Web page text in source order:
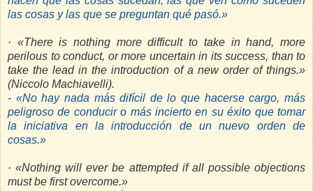
las cosas y las que se preguntan qué pasó.»
· «There is nothing more difficult to take in hand, more
perilous to conduct, or more uncertain in its success, than to
take the lead in the introduction of a new order of things.»
(Niccolo Machiavelli).
- «No hay nada más difícil de lo que hacerse cargo, más
peligroso de conducir o más incierto en su éxito que tomar
la iniciativa en la introducción de un nuevo orden de
cosas.»
· «Nothing will ever be attempted if all possible objections
must be first overcome.»